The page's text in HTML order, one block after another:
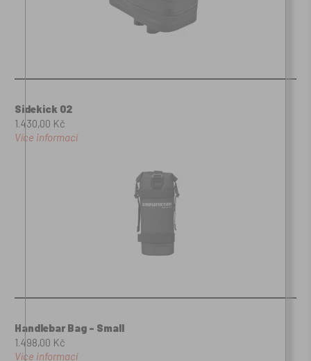
Sidekick 02
1.430,00 Kč
Více informací
Handlebar Bag - Small
1.498,00 Kč
Více informací